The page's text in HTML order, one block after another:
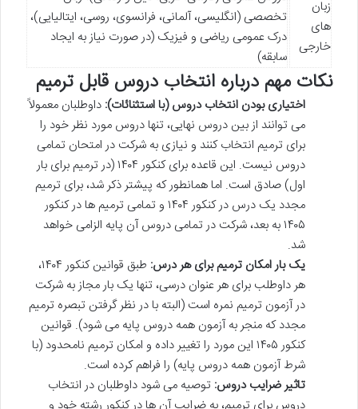
زبان
های
خارجی
تخصصی (انگلیسی، آلمانی، فرانسوی، روسی، ایتالیایی)،
درک عمومی ریاضی و فیزیک (در صورت نیاز به ایجاد
سابقه)
نکات مهم درباره انتخاب دروس قابل ترمیم
اختیاری بودن انتخاب دروس (با استثنائات): داوطلبان معمولاً
می توانند از بین دروس نهایی، تنها دروس مورد نظر خود را
برای ترمیم انتخاب کنند و نیازی به شرکت در امتحان تمامی
دروس نیست. این قاعده برای کنکور ۱۴۰۴ (در ترمیم برای بار
اول) صادق است. اما همانطور که پیشتر ذکر شد، برای ترمیم
مجدد یک درس در کنکور ۱۴۰۴ و تمامی ترمیم ها در کنکور
۱۴۰۵ به بعد، شرکت در تمامی دروس آن پایه الزامی خواهد
شد.
یک بار امکان ترمیم برای هر درس:
طبق قوانین کنکور ۱۴۰۴،
هر داوطلب برای هر عنوان درسی، تنها یک بار مجاز به شرکت
در آزمون ترمیم نمره است (البته با در نظر گرفتن تبصره ترمیم
مجدد که منجر به آزمون همه دروس پایه می شود). قوانین
کنکور ۱۴۰۵ این مورد را تغییر داده و امکان ترمیم نامحدود (با
شرط آزمون همه دروس پایه) را فراهم کرده است.
تاثیر ضرایب دروس: توصیه می شود داوطلبان در انتخاب